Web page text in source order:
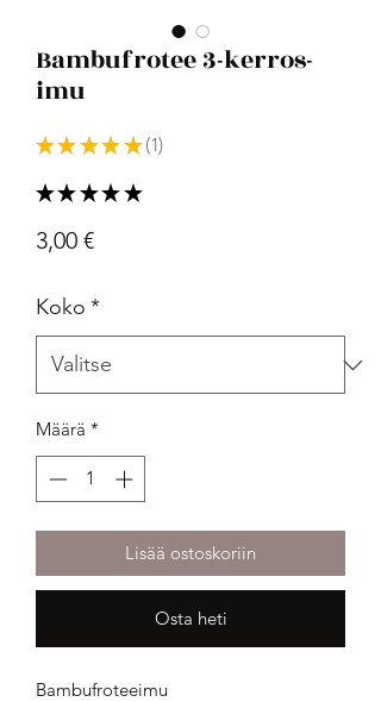
Bambufrotee 3-kerros-
imu
★ ★ ★ ★ ★ 1
1
★ ★ ★ ★ ★
3,00 €Hinta
Koko *
Määrä *
Lisää ostoskoriin
Osta heti
Bambufroteeimu